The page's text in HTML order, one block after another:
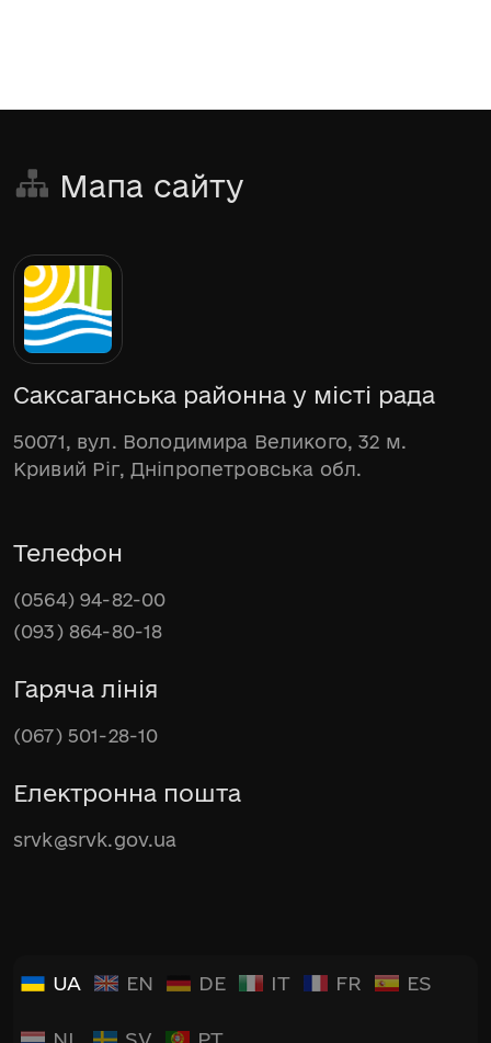
Мапа сайту
Саксаганська районна у місті рада
50071, вул. Володимира Великого, 32 м.
Кривий Ріг, Дніпропетровська обл.
Телефон
(0564) 94-82-00
(093) 864-80-18
Гаряча лінія
(067) 501-28-10
Електронна пошта
srvk@srvk.gov.ua
UA EN DE IT FR ES
NL SV PT